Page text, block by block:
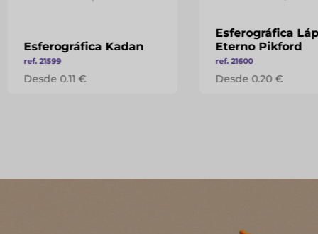
Esferográfica Kadan
ref. 21599
Desde 0.11 €
Esferográfica
Eterno Pikford
ref. 21600
Desde 0.20 €